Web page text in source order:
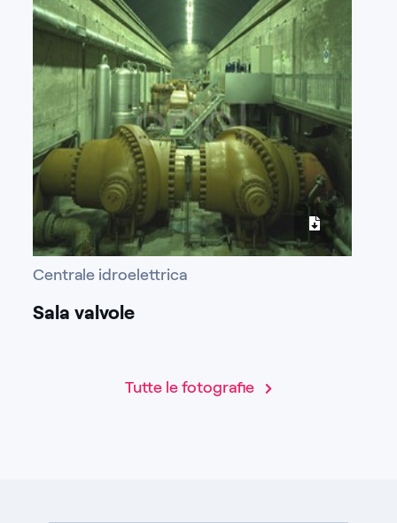
Centrale idroelettrica
Sala valvole
Tutte le fotografie